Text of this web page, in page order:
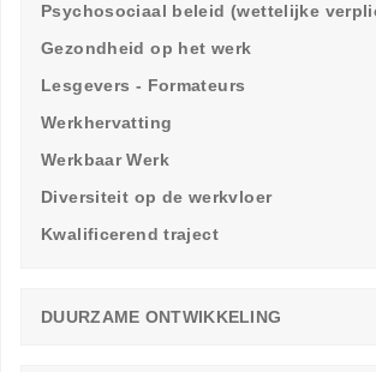
Psychosociaal beleid (wettelijke
Gezondheid op het werk
Lesgevers - Formateurs
Werkhervatting
Werkbaar Werk
Diversiteit op de werkvloer
Kwalificerend traject
DUURZAME ONTWIKKELING